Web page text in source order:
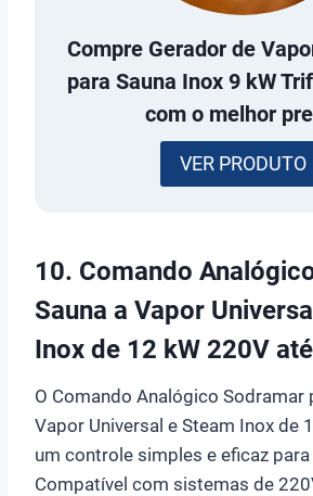
Compre Gerador de
para Sauna Inox 9 kW
com o melhor
VER PRODUTO
10. Comando
Sauna a Vapor
Inox de 12 kW 220V
O Comando Analógico Sodramar
Vapor Universal e Steam Inox de
um controle simples e eficaz para
Compatível com sistemas de